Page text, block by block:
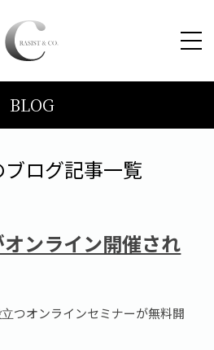
BLOG
ログ記事一覧
ンライン開催され
つオンラインセミナーが無料開